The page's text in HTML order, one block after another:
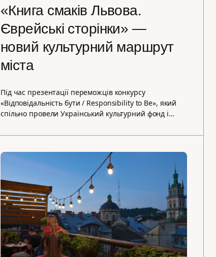
«Книга смаків Львова.
Єврейські сторінки» —
новий культурний маршрут
міста
Під час презентації переможців конкурсу
«Відповідальність бути / Responsibility to Be», який
спільно провели Український культурний фонд і…